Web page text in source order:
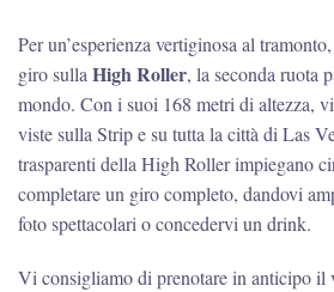
Per un’esperienza vertiginosa al
giro sulla High Roller, la seconda ruota
mondo. Con i suoi 168 metri di altezza,
viste sulla Strip e su tutta la città di Las
trasparenti della High Roller impiegano
completare un giro completo, dandovi
foto spettacolari o concedervi un drink.
Vi consigliamo di prenotare in anticipo il